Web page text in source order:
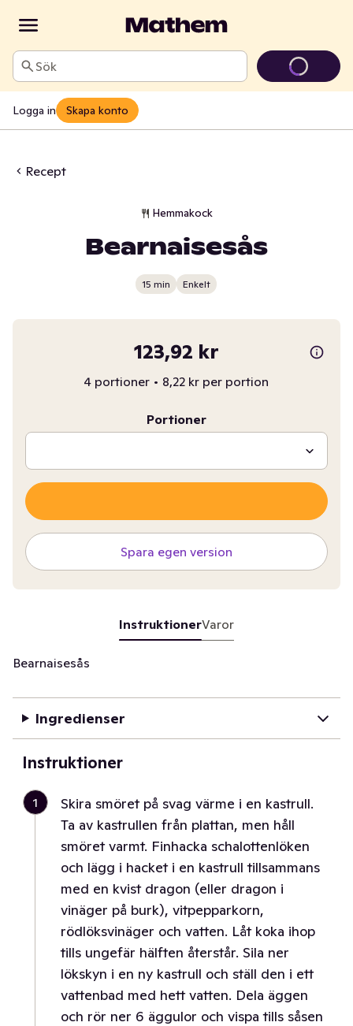
Sök
Logga in Skapa konto
Recept
Hemmakock
Bearnaisesås
15 min Enkelt
123,92 kr
4 portioner • 8,22 kr per portion
Portioner
Spara egen version
InstruktionerVaror
Bearnaisesås
Ingredienser
Instruktioner
1
Skira smöret på svag värme i en kastrull.
Ta av kastrullen från plattan, men håll
smöret varmt. Finhacka schalottenlöken
och lägg i hacket i en kastrull tillsammans
med en kvist dragon (eller dragon i
vinäger på burk), vitpepparkorn,
rödlöksvinäger och vatten. Låt koka ihop
tills ungefär hälften återstår. Sila ner
lökskyn i en ny kastrull och ställ den i ett
vattenbad med hett vatten. Dela äggen
och rör ner 6 äggulor och vispa tills såsen